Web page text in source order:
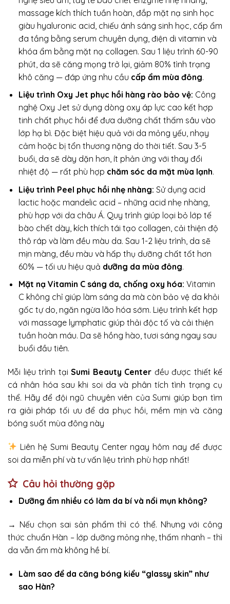
massage kích thích tuần hoàn, đắp mặt nạ sinh học
giàu hyaluronic acid, chiếu ánh sáng sinh học, cấp ẩm
đa tầng bằng serum chuyên dụng, điện di vitamin và
khóa ẩm bằng mặt nạ collagen. Sau 1 liệu trình 60-90
phút, da sẽ căng mọng trở lại, giảm 80% tình trạng
khô căng — đáp ứng nhu cầu cấp ẩm mùa đông.
Liệu trình Oxy Jet phục hồi hàng rào bảo vệ: Công
nghệ Oxy Jet sử dụng dòng oxy áp lực cao kết hợp
tinh chất phục hồi để đưa dưỡng chất thấm sâu vào
lớp hạ bì. Đặc biệt hiệu quả với da mỏng yếu, nhạy
cảm hoặc bị tổn thương nặng do thời tiết. Sau 3-5
buổi, da sẽ dày dặn hơn, ít phản ứng với thay đổi
nhiệt độ — rất phù hợp chăm sóc da mặt mùa lạnh.
Liệu trình Peel phục hồi nhẹ nhàng: Sử dụng acid
lactic hoặc mandelic acid – những acid nhẹ nhàng,
phù hợp với da châu Á. Quy trình giúp loại bỏ lớp tế
bào chết dày, kích thích tái tạo collagen, cải thiện độ
thô ráp và làm đều màu da. Sau 1-2 liệu trình, da sẽ
mịn màng, đều màu và hấp thụ dưỡng chất tốt hơn
60% — tối ưu hiệu quả dưỡng da mùa đông.
Mặt nạ Vitamin C sáng da, chống oxy hóa: Vitamin
C không chỉ giúp làm sáng da mà còn bảo vệ da khỏi
gốc tự do, ngăn ngừa lão hóa sớm. Liệu trình kết hợp
với massage lymphatic giúp thải độc tố và cải thiện
tuần hoàn máu. Da sẽ hồng hào, tươi sáng ngay sau
buổi đầu tiên.
Mỗi liệu trình tại Sumi Beauty Center đều được thiết kế
cá nhân hóa sau khi soi da và phân tích tình trạng cụ
thể. Hãy để đội ngũ chuyên viên của Sumi giúp bạn tìm
ra giải pháp tối ưu để da phục hồi, mềm mịn và căng
bóng suốt mùa đông này
Liên hệ Sumi Beauty Center ngay hôm nay để được
soi da miễn phí và tư vấn liệu trình phù hợp nhất!
Câu hỏi thường gặp
Dưỡng ẩm nhiều có làm da bí và nổi mụn không?
→ Nếu chọn sai sản phẩm thì có thể. Nhưng với công
thức chuẩn Hàn – lớp dưỡng mỏng nhẹ, thấm nhanh – thì
da vẫn ẩm mà không hề bí.
Làm sao để da căng bóng kiểu “glassy skin” như
sao Hàn?